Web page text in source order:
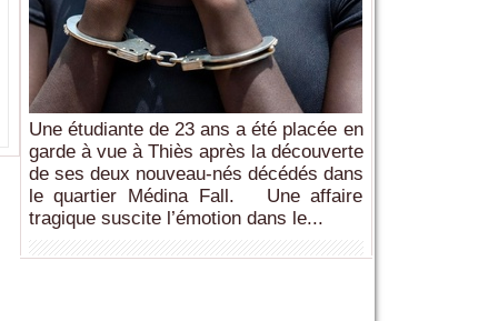
Une étudiante de 23 ans a été placée en
garde à vue à Thiès après la découverte
de ses deux nouveau-nés décédés dans
le quartier Médina Fall. Une affaire
tragique suscite l’émotion dans le...